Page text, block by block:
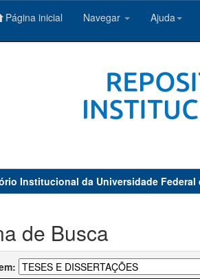
Página inicial Navegar Ajuda
Institucional da Universidade Federal
de Busca